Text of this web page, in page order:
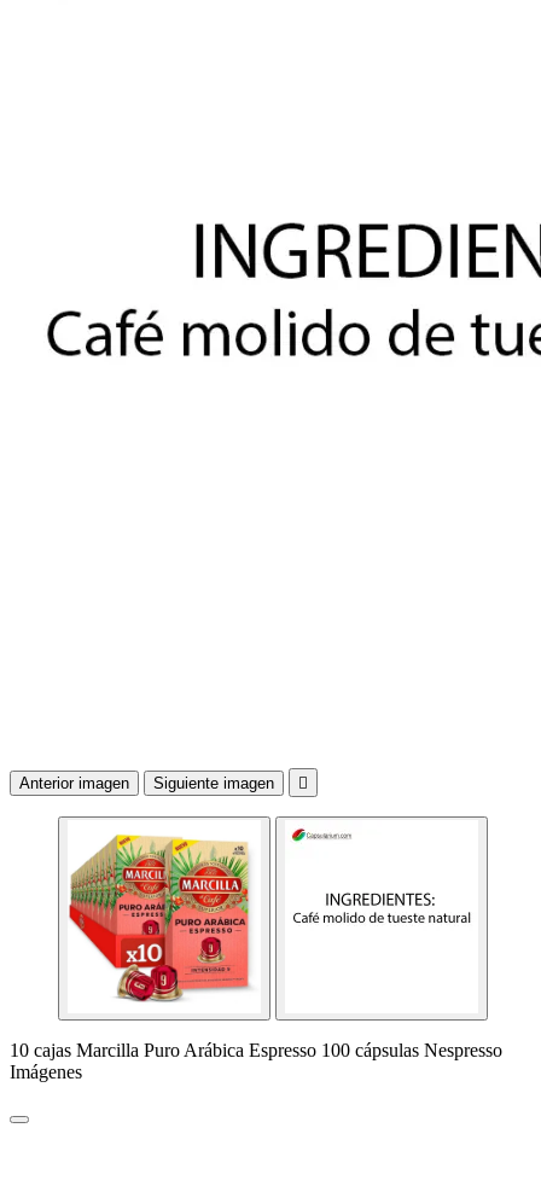
Anterior imagen Siguiente imagen 
10 cajas Marcilla Puro Arábica Espresso 100 cápsulas Nespresso
Imágenes